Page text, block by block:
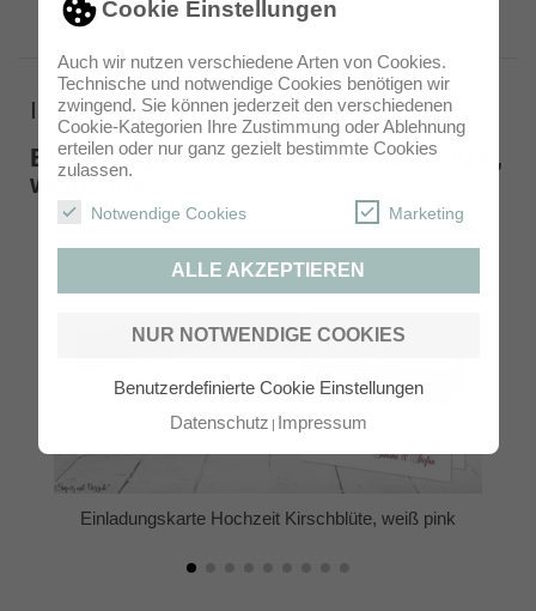
Cookie Einstellungen
Auch wir nutzen verschiedene Arten von Cookies.
Technische und notwendige Cookies benötigen wir
zwingend. Sie können jederzeit den verschiedenen
Cookie-Kategorien Ihre Zustimmung oder Ablehnung
erteilen oder nur ganz gezielt bestimmte Cookies
zulassen.
Notwendige Cookies Marketing
ALLE AKZEPTIEREN
NUR NOTWENDIGE COOKIES
Benutzerdefinierte Cookie Einstellungen
Datenschutz Impressum
Ihre Kartenauswahl
Einladungskarte Hochzeit Kirschblüte,
weiß pink
Einladungskarte Hochzeit Kirschblüte, weiß pink